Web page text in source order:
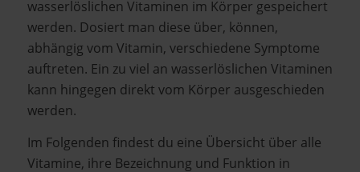
wasserlöslichen Vitaminen im Körper gespeichert
werden. Dosiert man diese über, können,
abhängig vom Vitamin, verschiedene Symptome
auftreten. Ein zu viel an wasserlöslichen Vitaminen
kann hingegen direkt vom Körper ausgeschieden
werden.
Im Folgenden findest du eine Übersicht über alle
Vitamine, ihre Bezeichnung und Funktion in